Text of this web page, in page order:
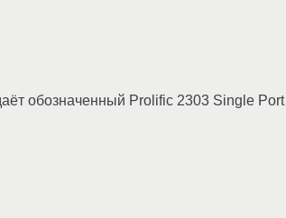
обозначенный Prolific 2303 Single